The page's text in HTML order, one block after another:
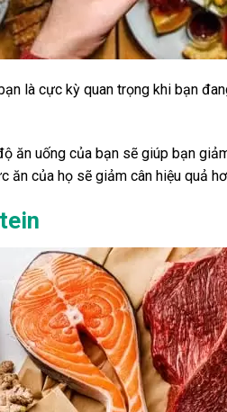
là cực kỳ quan trọng khi bạn
ăn uống của bạn sẽ giúp bạn
ăn của họ sẽ giảm cân hiệu quả